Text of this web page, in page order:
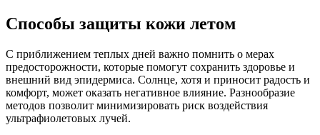
Способы защиты кожи летом
С приближением теплых дней важно помнить о мерах
предосторожности, которые помогут сохранить здоровье и
внешний вид эпидермиса. Солнце, хотя и приносит радость и
комфорт, может оказать негативное влияние. Разнообразие
методов позволит минимизировать риск воздействия
ультрафиолетовых лучей.